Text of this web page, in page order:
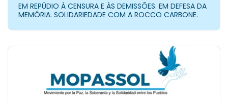
EM REPÚDIO À CENSURA E ÀS DEMISSÕES. EM DEFESA DA
MEMÓRIA. SOLIDARIEDADE COM A ROCCO CARBONE.